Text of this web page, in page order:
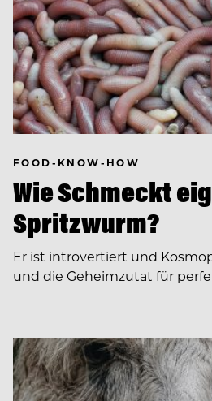
FOOD-KNOW-HOW
Wie Schmeckt
Spritzwurm?
Er ist introvertiert und
und die Geheimzutat für